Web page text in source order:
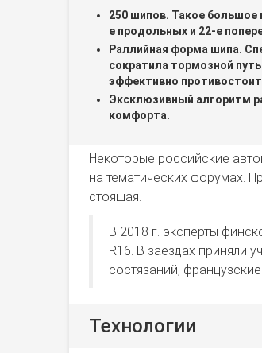
250 шипов. Такое большое
е продольных и 22-е
Раллийная форма шипа.
сократила тормозной
эффективно противостоит
Эксклюзивный алгоритм
комфорта.
Некоторые российские
на тематических форумах.
стоящая.
В 2018 г. эксперты
R16. В заездах приняли
состязаний,
Технологии